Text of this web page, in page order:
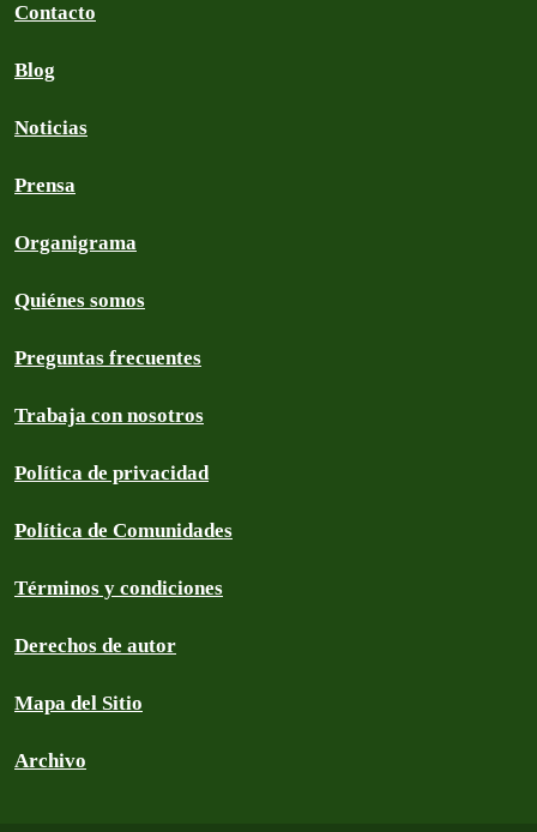
Contacto
Blog
Noticias
Prensa
Organigrama
Quiénes somos
Preguntas frecuentes
Trabaja con nosotros
Política de privacidad
Política de Comunidades
Términos y condiciones
Derechos de autor
Mapa del Sitio
Archivo